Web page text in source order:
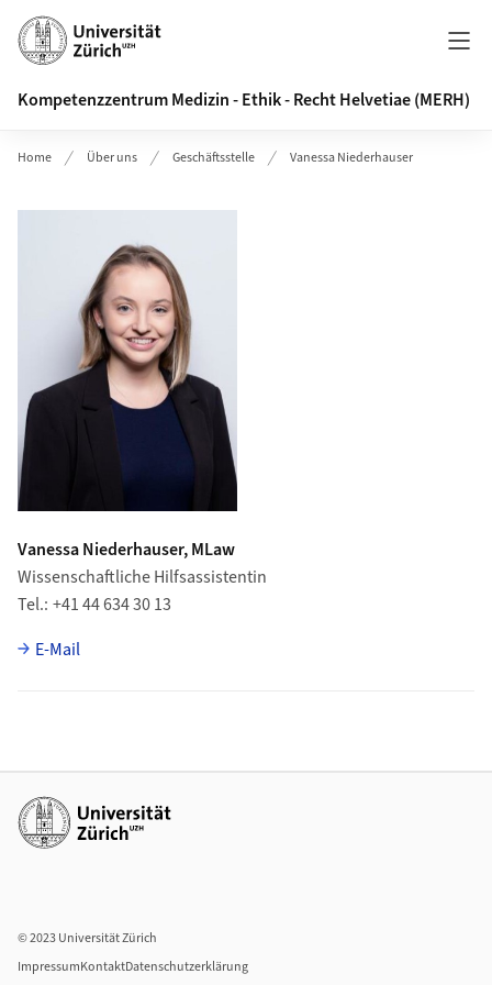
Header
Kompetenzzentrum Medizin - Ethik - Recht Helvetiae (MERH)
Home Über uns Geschäftsstelle Vanessa Niederhauser
Vanessa Niederhauser, MLaw
Wissenschaftliche Hilfsassistentin
Tel. +41 44 634 30 13
E-Mail
Weiterführende Links
© 2023 Universität Zürich
ImpressumKontaktDatenschutzerklärung